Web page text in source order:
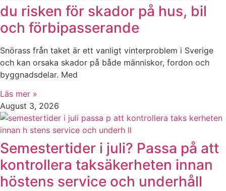
du risken för skador på hus, bil
och förbipasserande
Snörass från taket är ett vanligt vinterproblem i Sverige
och kan orsaka skador på både människor, fordon och
byggnadsdelar. Med
Läs mer »
August 3, 2026
Semestertider i juli? Passa på att
kontrollera taksäkerheten innan
höstens service och underhåll